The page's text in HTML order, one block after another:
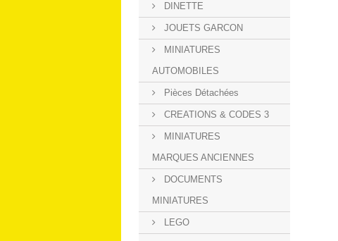
DINETTE
JOUETS GARCON
MINIATURES
AUTOMOBILES
Pièces Détachées
CREATIONS & CODES 3
MINIATURES
MARQUES ANCIENNES
DOCUMENTS
MINIATURES
LEGO